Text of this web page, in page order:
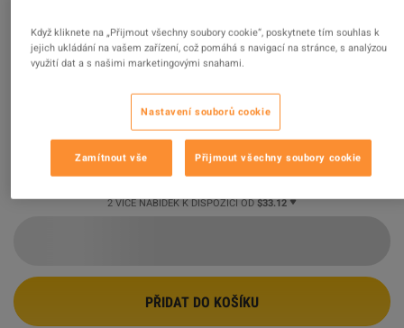
Fortnite - Radiant Runes Wrap DLC PC
Epic Games CD Key
Prodejce MicroJump
hodnocení z 6607 je vynikajících
$33.12
2 VÍCE NABÍDEK K DISPOZICI OD $33.12
PŘIDAT DO KOŠÍKU
Když kliknete na „Přijmout všechny soubory cookie“, poskytnete tím souhlas k
jejich ukládání na vašem zařízení, což pomáhá s navigací na stránce, s analýzou
využití dat a s našimi marketingovými snahami.
Nastavení souborů cookie
Zamítnout vše Přijmout všechny soubory cookie